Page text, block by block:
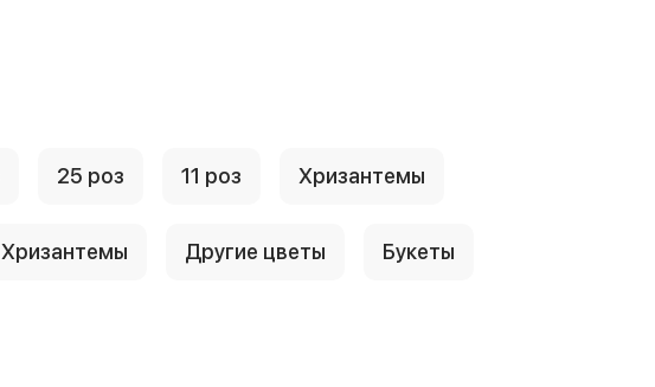
25 роз 11 роз Хризантемы
Хризантемы Другие цветы Букеты